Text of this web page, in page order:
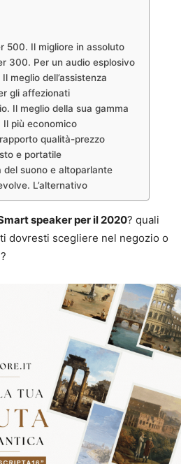
500. Il migliore in assoluto
300. Per un audio esplosivo
meglio dell’assistenza
gli affezionati
Il meglio della sua gamma
Il più economico
qualità-prezzo
e portatile
del suono e altoparlante
L’alternativo
speaker per il 2020? quali
dovresti scegliere nel negozio o